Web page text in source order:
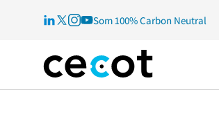
Som 100% Carbon Neutral